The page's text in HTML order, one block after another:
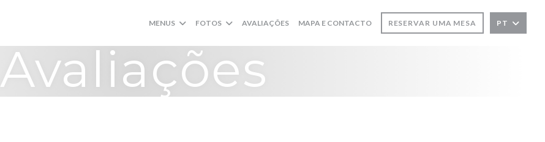
MENUS FOTOS AVALIAÇÕES MAPA E CONTACTO RESERVAR UMA MESA PT
Avaliações